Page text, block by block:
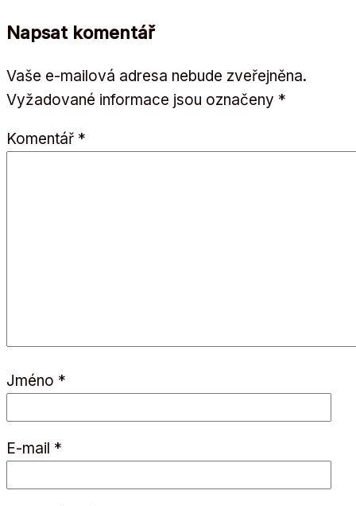
Napsat komentář
Vaše e-mailová adresa nebude zveřejněna.
Vyžadované informace jsou označeny *
Komentář *
Jméno *
E-mail *